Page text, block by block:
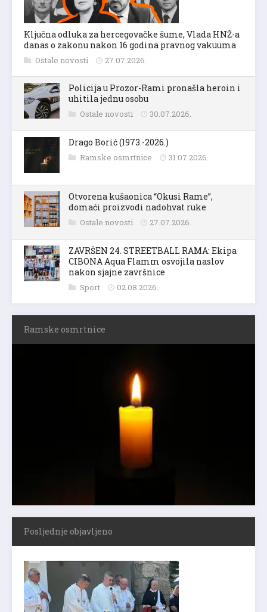
Ključna odluka za hercegovačke šume, Vlada HNŽ-a
danas o zakonu nakon 16 godina pravnog vakuuma
Ostale novosti 27.07.2026.
Policija u Prozor-Rami pronašla heroin i
uhitila jednu osobu
Ostale novosti 30.07.2026.
Drago Borić (1973.-2026.)
Ramske osmrtnice 31.07.2026.
Otvorena kušaonica “Okusi Rame”,
domaći proizvodi nadohvat ruke
Ostale novosti 27.07.2026.
ZAVRŠEN 24. STREETBALL RAMA: Ekipa
CIBONA Aqua Flamm osvojila naslov
nakon sjajne završnice
Sport 02.08.2026.
Ramske osmrtnice
Posljednje objavljeno